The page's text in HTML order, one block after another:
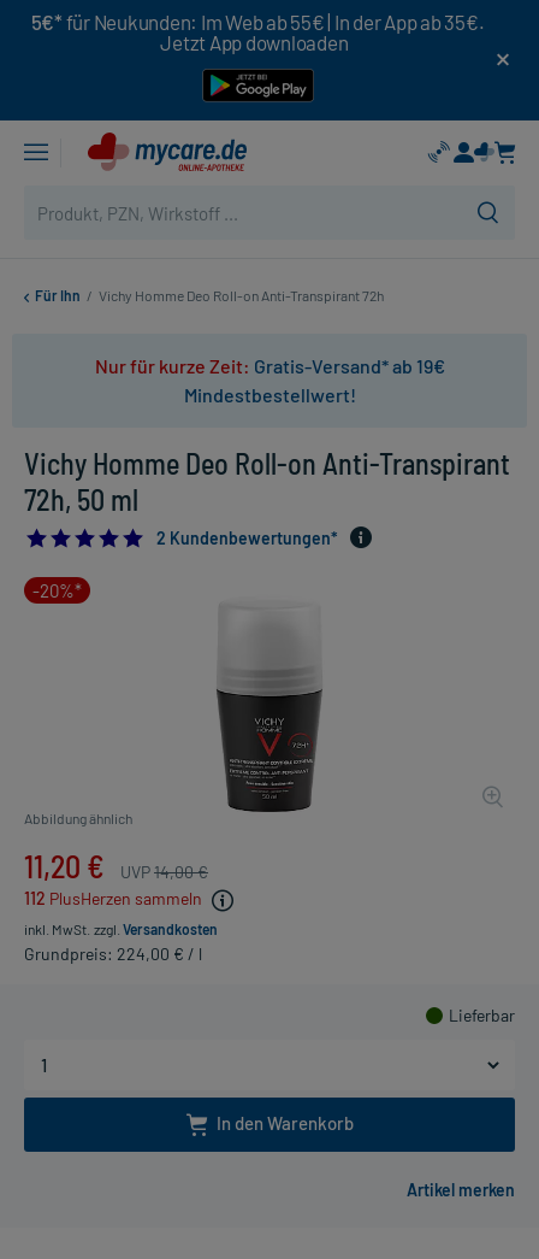
5€* für Neukunden: Im Web ab 55€ | In der App ab 35€.
Jetzt App downloaden
Für Ihn / Vichy Homme Deo Roll-on Anti-Transpirant 72h
Nur für kurze Zeit: Gratis-Versand* ab 19€
Mindestbestellwert!
Vichy Homme Deo Roll-on Anti-Transpirant
72h, 50 ml
5.0
2 Kundenbewertungen*
-20%*
Abbildung ähnlich
11,20 € UVP14,00 €
112 PlusHerzen sammeln
inkl. MwSt. zzgl. Versandkosten
Grundpreis: 224,00 € / l
Lieferbar
In den Warenkorb